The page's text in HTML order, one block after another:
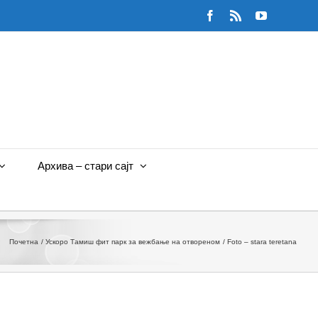
Facebook
Rss YouTube
Архива – стари сајт
Почетна Ускоро Тамиш фит парк за вежбање на отвореном Foto – stara teretana